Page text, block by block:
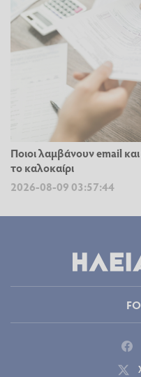
Ποιοι λαμβάνουν email
το καλοκαίρι
2026-08-09 03:57:44